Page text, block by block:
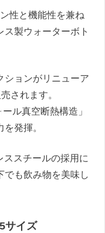
性と機能性を兼ね
製ウォーターボト
ションがリニューア
されます。
ル真空断熱構造」
発揮。
ススチールの採用に
でも飲み物を美味し
サイズ